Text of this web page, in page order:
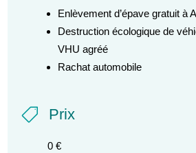
Enlèvement d’épave gratuit à
Destruction écologique de
VHU agréé
Rachat automobile
 Prix
0 €